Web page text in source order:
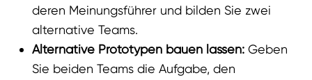
deren Meinungsführer und bilden Sie zwei
alternative Teams.
Alternative Prototypen bauen lassen:Geben
Sie beiden Teams die Aufgabe, den